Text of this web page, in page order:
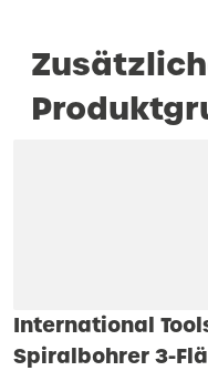
International Tools
Spiralbohrer 3-